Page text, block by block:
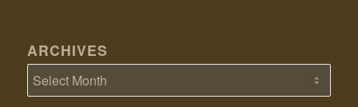
ARCHIVES